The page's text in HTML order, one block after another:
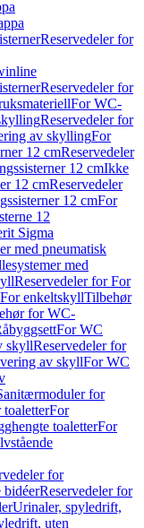
Reservedeler for
Reservedeler for
For WC-
Reservedeler for
av skyllingFor
12 cmReservedeler
12 cmIkke
12 cmReservedeler
12 cmFor
12
Sigma
med pneumatisk
med
Reservedeler for For
enkeltskyllTilbehør
for WC-
For WC
skyllReservedeler for
av skyllFor WC
for
For
toaletterFor
for
bidéerReservedeler for
Urinaler, spyledrift,
uten